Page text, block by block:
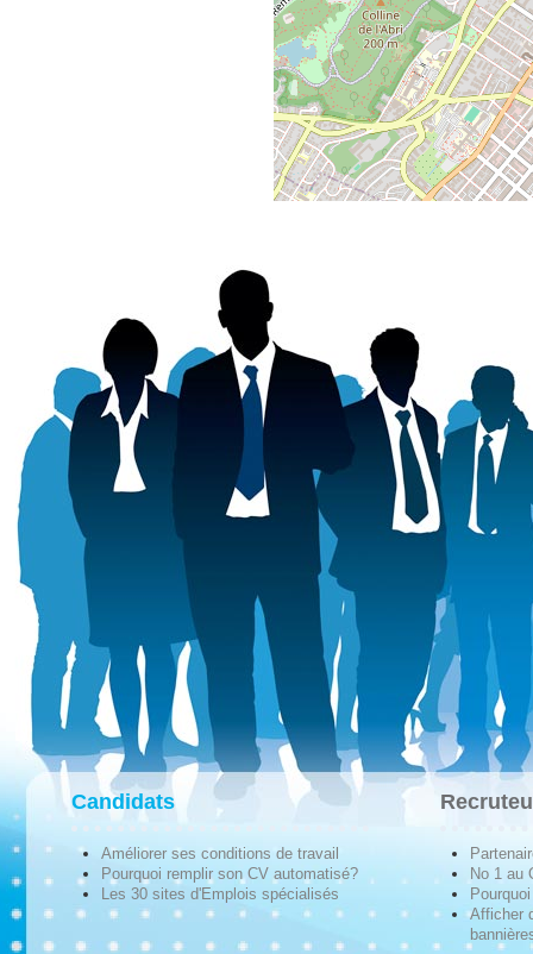
Candidats
Améliorer ses conditions de travail
Pourquoi remplir son CV automatisé?
Les 30 sites d'Emplois spécialisés
No 1 au
Afficher